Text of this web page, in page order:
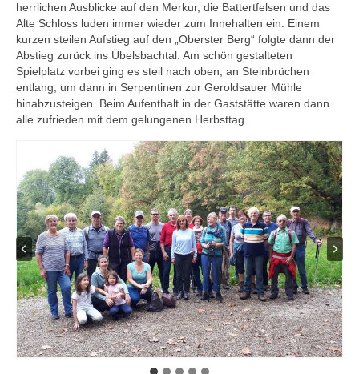
herrlichen Ausblicke auf den Merkur, die Battertfelsen und das
Alte Schloss luden immer wieder zum Innehalten ein. Einem
kurzen steilen Aufstieg auf den „Oberster Berg“ folgte dann der
Abstieg zurück ins Übelsbachtal. Am schön gestalteten
Spielplatz vorbei ging es steil nach oben, an Steinbrüchen
entlang, um dann in Serpentinen zur Geroldsauer Mühle
hinabzusteigen. Beim Aufenthalt in der Gaststätte waren dann
alle zufrieden mit dem gelungenen Herbsttag.